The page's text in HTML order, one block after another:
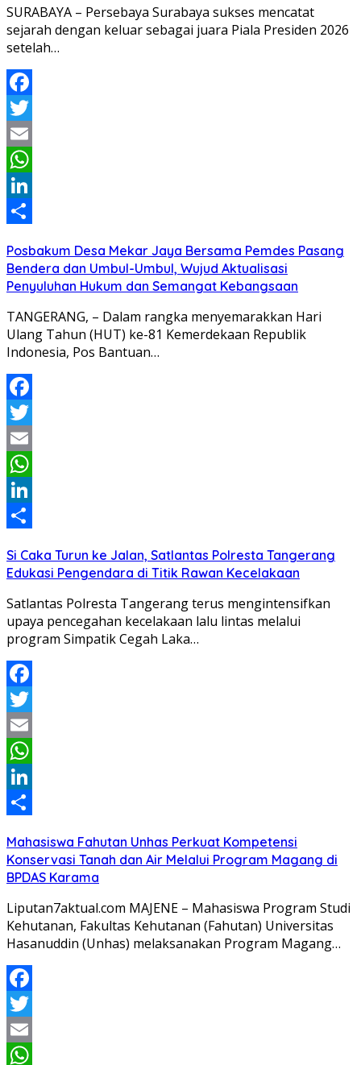
SURABAYA – Persebaya Surabaya sukses mencatat
sejarah dengan keluar sebagai juara Piala Presiden 2026
setelah…
Facebook
Twitter
Email
WhatsApp
LinkedIn
Posbakum Desa Mekar Jaya Bersama Pemdes Pasang
Bendera dan Umbul-Umbul, Wujud Aktualisasi
Penyuluhan Hukum dan Semangat Kebangsaan
TANGERANG, – Dalam rangka menyemarakkan Hari
Ulang Tahun (HUT) ke-81 Kemerdekaan Republik
Indonesia, Pos Bantuan…
Facebook
Twitter
Email
WhatsApp
LinkedIn
Si Caka Turun ke Jalan, Satlantas Polresta Tangerang
Edukasi Pengendara di Titik Rawan Kecelakaan
Satlantas Polresta Tangerang terus mengintensifkan
upaya pencegahan kecelakaan lalu lintas melalui
program Simpatik Cegah Laka…
Facebook
Twitter
Email
WhatsApp
LinkedIn
Mahasiswa Fahutan Unhas Perkuat Kompetensi
Konservasi Tanah dan Air Melalui Program Magang di
BPDAS Karama
Liputan7aktual.com MAJENE – Mahasiswa Program Studi
Kehutanan, Fakultas Kehutanan (Fahutan) Universitas
Hasanuddin (Unhas) melaksanakan Program Magang…
Facebook
Twitter
Email